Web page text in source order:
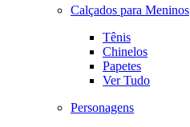
Calçados para Meninos
Tênis
Chinelos
Papetes
Ver Tudo
Personagens